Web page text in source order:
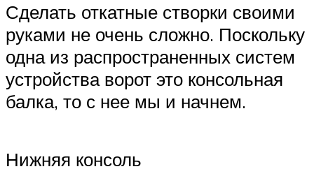
Сделать откатные створки своими
руками не очень сложно. Поскольку
одна из распространенных систем
устройства ворот это консольная
балка, то с нее мы и начнем.
Нижняя консоль